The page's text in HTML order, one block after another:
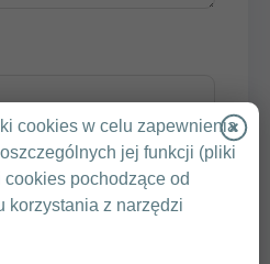
KOD
się na przedstawienie
Kształcenia oferty
cookies w celu zapewnienia
jej funkcji (pliki
pochodzące od
korzystania z narzędzi